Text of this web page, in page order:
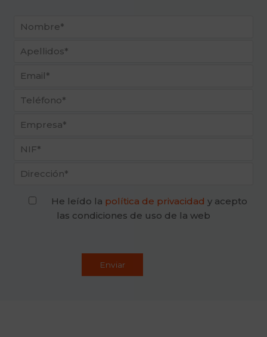
He leído la política de privacidad y acepto
las condiciones de uso de la web